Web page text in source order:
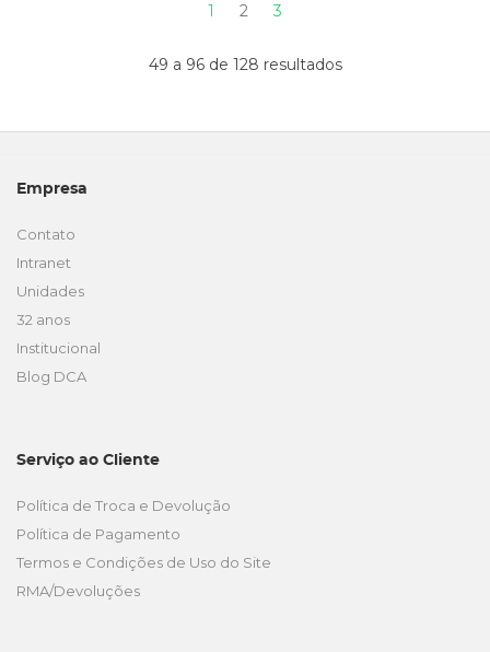
1 2 3
49 a 96 de 128 resultados
Empresa
Contato
Intranet
Unidades
32 anos
Institucional
Blog DCA
Serviço ao Cliente
Política de Troca e Devolução
Política de Pagamento
Termos e Condições de Uso do Site
RMA/Devoluções